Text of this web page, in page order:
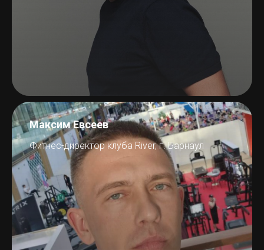
Максим Евсеев
Фитнес-директор клуба River, г. Барнаул